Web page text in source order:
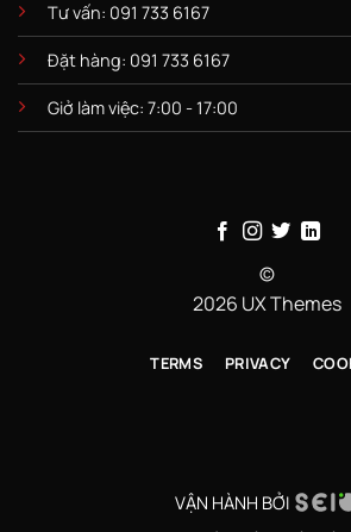
Tư vấn: 091 733 6167
Đặt hàng: 091 733 6167
Giở làm việc: 7:00 - 17:00
©
2026 UX Themes
TERMS PRIVACY
VẬN HÀNH BỞI